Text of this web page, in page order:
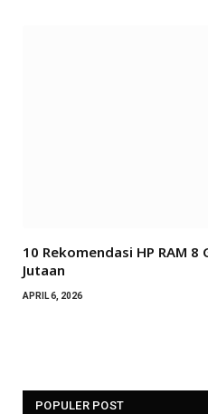
10 Rekomendasi HP RAM 8
Jutaan
APRIL 6, 2026
POPULER POST